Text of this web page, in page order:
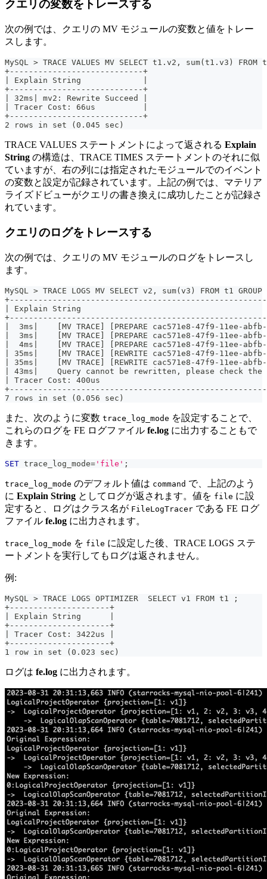
クエリの変数をトレースする
次の例では、クエリの MV モジュールの変数と値をトレー
スします。
MySQL > TRACE VALUES MV SELECT t1.v2, sum(t1.v3)
+----------------------------+
| Explain String             |
+----------------------------+
| 32ms| mv2: Rewrite Succeed |
| Tracer Cost: 66us          |
+----------------------------+
2 rows in set (0.045 sec)
TRACE VALUES ステートメントによって返される Explain
String の構造は、TRACE TIMES ステートメントのそれに似
ていますが、右の列には指定されたモジュールでのイベント
の変数と設定が記録されています。上記の例では、マテリア
ライズドビューがクエリの書き換えに成功したことが記録さ
れています。
クエリのログをトレースする
次の例では、クエリの MV モジュールのログをトレースし
ます。
MySQL > TRACE LOGS MV SELECT v2, sum(v3) FROM t1
| Explain String
|  3ms|    [MV TRACE] [PREPARE cac571e8-
|  3ms|    [MV TRACE] [PREPARE cac571e8-47f9-
|  4ms|    [MV TRACE] [PREPARE cac571e8-47f9-
| 35ms|    [MV TRACE] [REWRITE cac571e8-47f9-11ee-
| 35ms|    [MV TRACE] [REWRITE cac571e8-47f9-
| 43ms|    Query cannot be rewritten, please
| Tracer Cost: 400us
7 rows in set (0.056 sec)
また、次のように変数 trace_log_mode を設定することで、
これらのログを FE ログファイル fe.log に出力することもで
きます。
SET trace_log_mode= 'file' ;
trace_log_mode のデフォルト値は command で、上記のよう
に Explain String としてログが返されます。値を file に設
定すると、ログはクラス名が FileLogTracer である FE ログ
ファイル fe.log に出力されます。
trace_log_mode を file に設定した後、TRACE LOGS ステ
ートメントを実行してもログは返されません。
例:
MySQL > TRACE LOGS OPTIMIZER  SELECT v1 FROM t1 ;
+---------------------+
| Explain String      |
+---------------------+
| Tracer Cost: 3422us |
+---------------------+
1 row in set (0.023 sec)
ログは fe.log に出力されます。